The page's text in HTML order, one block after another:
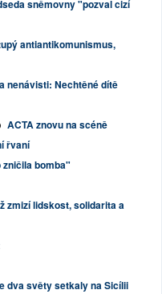
sněmovny "pozval cizí
antiantikomunismus,
nenávisti: Nechtěné dítě
ACTA znovu na scéně
řvaní
bomba"
zmizí lidskost, solidarita a
dva světy setkaly na Sicílii